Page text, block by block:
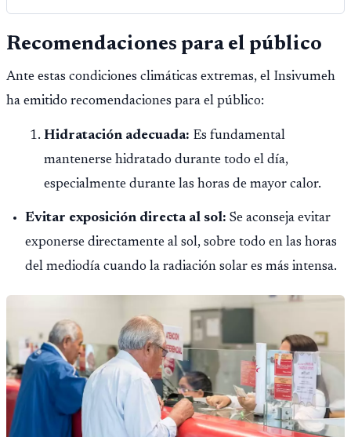
Recomendaciones para el público
Ante estas condiciones climáticas extremas, el Insivumeh
ha emitido recomendaciones para el público:
Hidratación adecuada: Es fundamental
mantenerse hidratado durante todo el día,
especialmente durante las horas de mayor calor.
Evitar exposición directa al sol: Se aconseja evitar
exponerse directamente al sol, sobre todo en las horas
del mediodía cuando la radiación solar es más intensa.